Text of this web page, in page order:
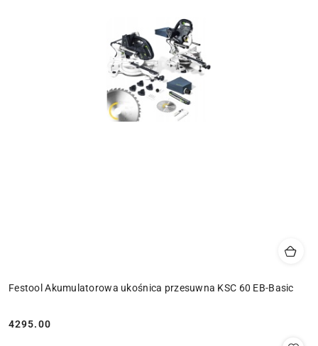
Festool Akumulatorowa ukośnica przesuwna KSC 60 EB-Basic
Cena:
4295.00